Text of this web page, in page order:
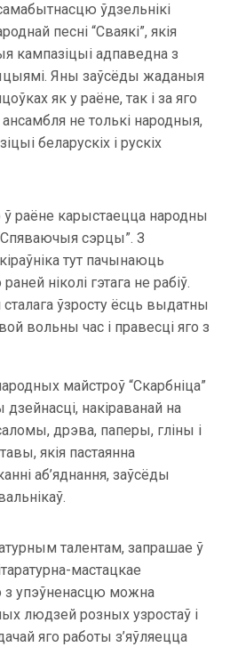
ўдзельнікі
песні “Сваякі”, якія
адпаведна з
Яны заўсёды жаданыя
як у раёне, так і за яго
не толькі народныя,
беларускіх і рускіх
ў раёне карыстаецца народны
сэрцы”. З
тут пачынаюць
ніколі гэтага не рабіў.
ўзросту ёсць выдатны
вольны час і правесці яго з
майстроў “Скарбніца”
накіраванай на
дрэва, паперы, гліны і
якія пастаянна
аб’яднання, заўсёды
талентам, запрашае ў
мастацкае
з упэўненасцю можна
людзей розных узростаў і
яго работы з’яўляецца